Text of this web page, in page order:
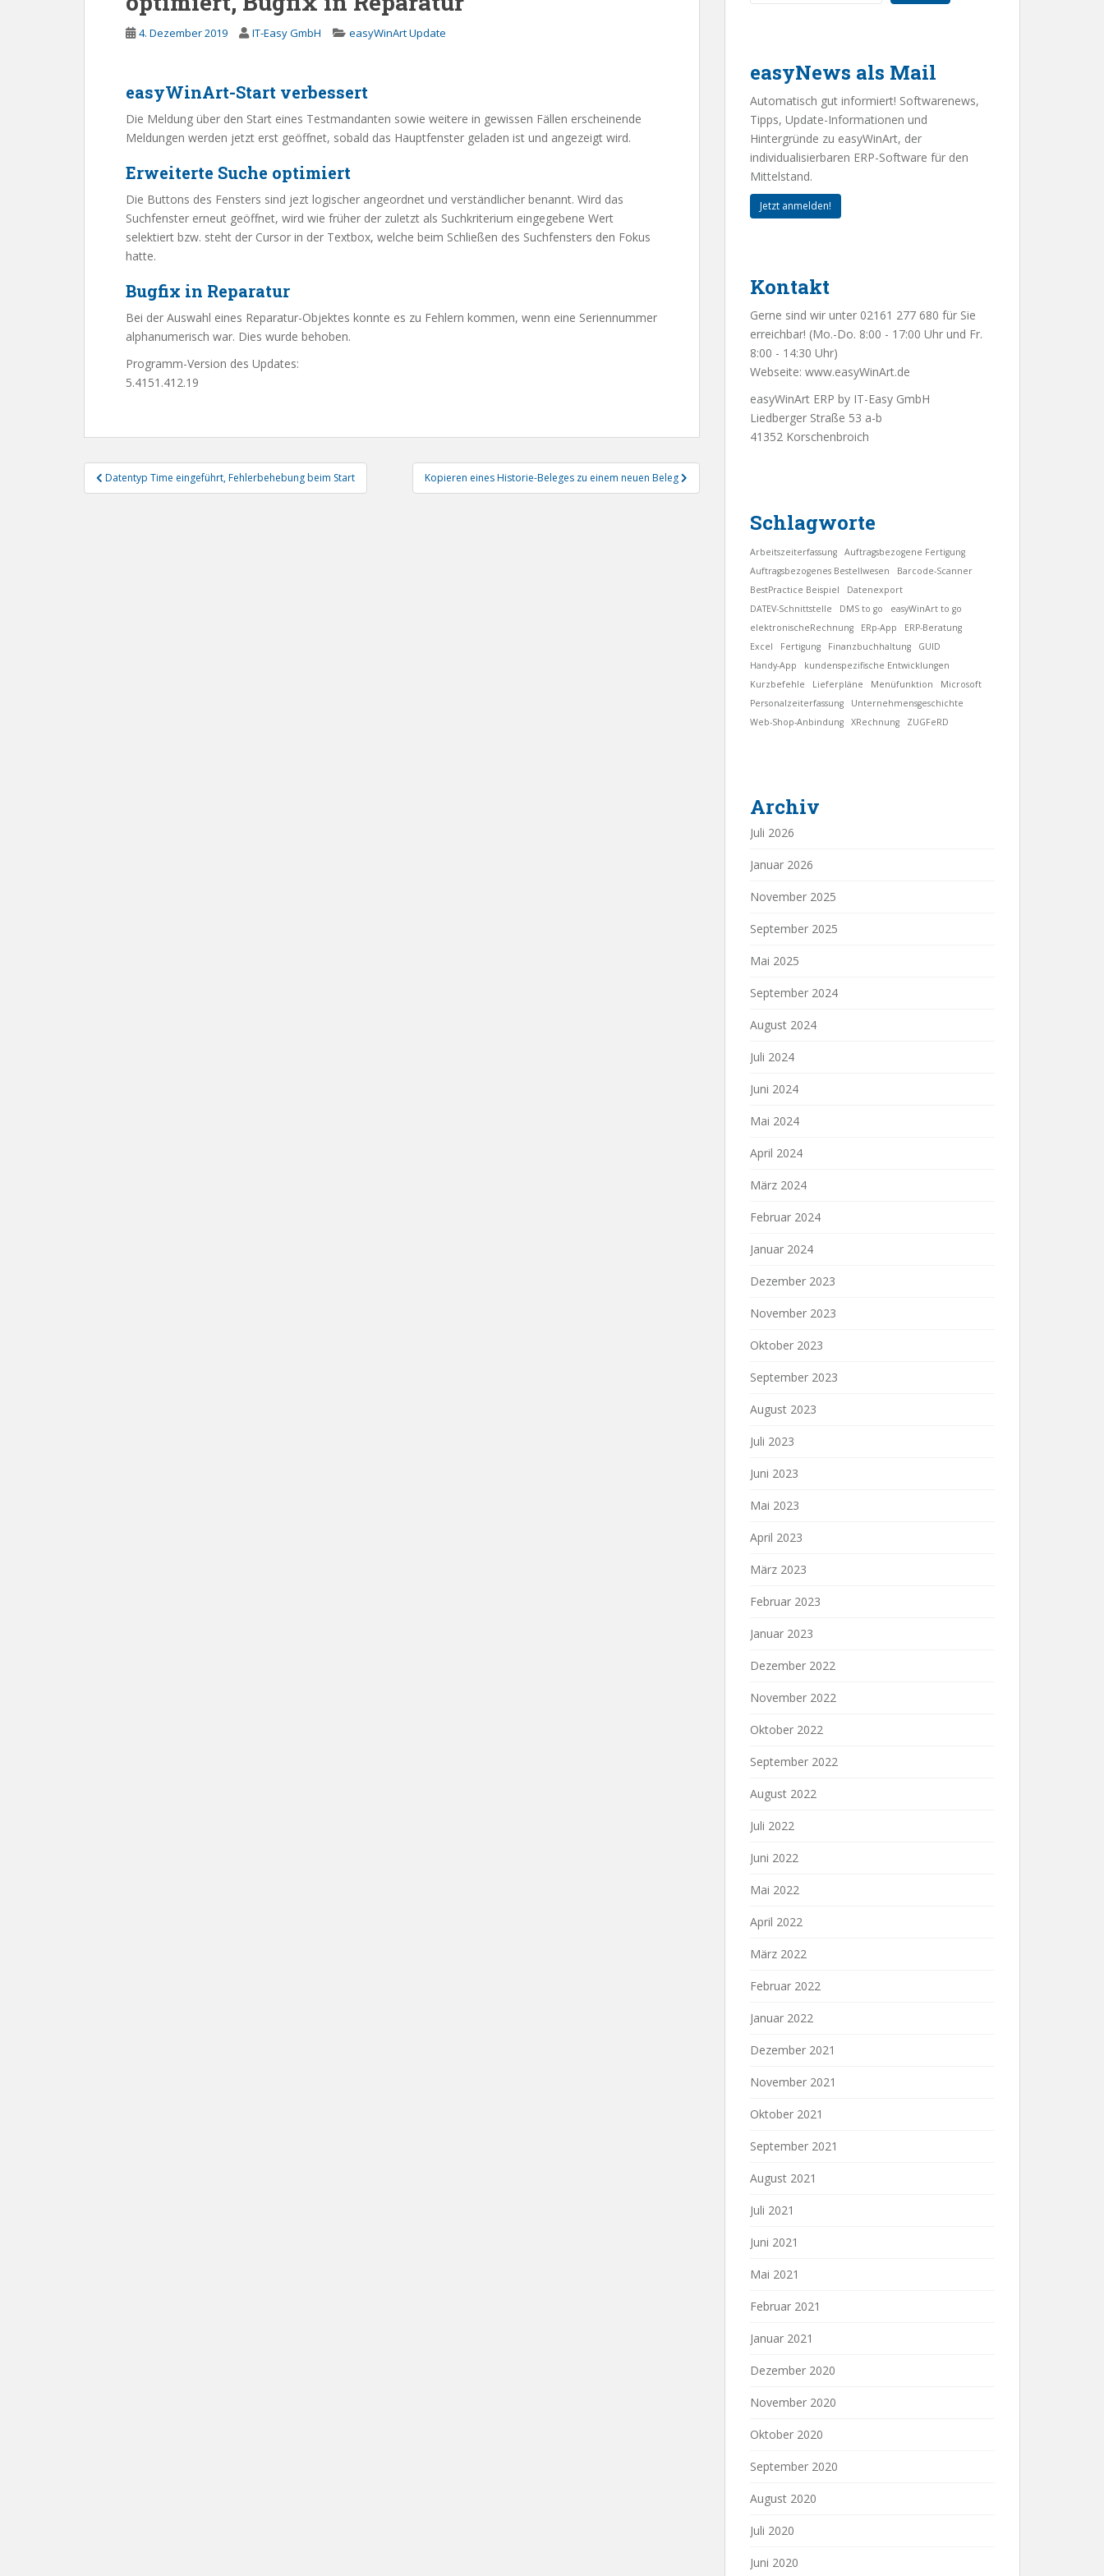
4. Dezember 2019 IT-Easy GmbH easyWinArt Update
easyWinArt-Start verbessert
Die Meldung über den Start eines Testmandanten sowie weitere in gewissen Fällen erscheinende
Meldungen werden jetzt erst geöffnet, sobald das Hauptfenster geladen ist und angezeigt wird.
Erweiterte Suche optimiert
Die Buttons des Fensters sind jezt logischer angeordnet und verständlicher benannt. Wird das
Suchfenster erneut geöffnet, wird wie früher der zuletzt als Suchkriterium eingegebene Wert
selektiert bzw. steht der Cursor in der Textbox, welche beim Schließen des Suchfensters den Fokus
hatte.
Bugfix in Reparatur
Bei der Auswahl eines Reparatur-Objektes konnte es zu Fehlern kommen, wenn eine Seriennummer
alphanumerisch war. Dies wurde behoben.
Programm-Version des Updates:
5.4151.412.19
Beitragsnavigation
Datentyp Time eingeführt, Fehlerbehebung beim Start Kopieren eines Historie-Beleges zu einem neuen Beleg
easyNews als Mail
Automatisch gut informiert! Softwarenews,
Tipps, Update-Informationen und
Hintergründe zu easyWinArt, der
individualisierbaren ERP-Software für den
Mittelstand.
Jetzt anmelden!
Kontakt
Gerne sind wir unter 02161 277 680 für Sie
erreichbar! (Mo.-Do. 8:00 - 17:00 Uhr und Fr.
8:00 - 14:30 Uhr)
Webseite: www.easyWinArt.de
easyWinArt ERP by IT-Easy GmbH
Liedberger Straße 53 a-b
41352 Korschenbroich
Schlagworte
Arbeitszeiterfassung
Auftragsbezogene Fertigung
Auftragsbezogenes Bestellwesen
Barcode-Scanner
BestPractice Beispiel
Datenexport
DATEV-Schnittstelle
DMS to go
easyWinArt to go
elektronischeRechnung
ERp-App
ERP-Beratung
Excel
Fertigung Finanzbuchhaltung
GUID
Handy-App
kundenspezifische Entwicklungen
Kurzbefehle
Lieferpläne Menüfunktion
Microsoft
Personalzeiterfassung
Unternehmensgeschichte
Web-Shop-Anbindung
XRechnung ZUGFeRD
Archiv
Juli 2026
Januar 2026
November 2025
September 2025
Mai 2025
September 2024
August 2024
Juli 2024
Juni 2024
Mai 2024
April 2024
März 2024
Februar 2024
Januar 2024
Dezember 2023
November 2023
Oktober 2023
September 2023
August 2023
Juli 2023
Juni 2023
Mai 2023
April 2023
März 2023
Februar 2023
Januar 2023
Dezember 2022
November 2022
Oktober 2022
September 2022
August 2022
Juli 2022
Juni 2022
Mai 2022
April 2022
März 2022
Februar 2022
Januar 2022
Dezember 2021
November 2021
Oktober 2021
September 2021
August 2021
Juli 2021
Juni 2021
Mai 2021
Februar 2021
Januar 2021
Dezember 2020
November 2020
Oktober 2020
September 2020
August 2020
Juli 2020
Juni 2020